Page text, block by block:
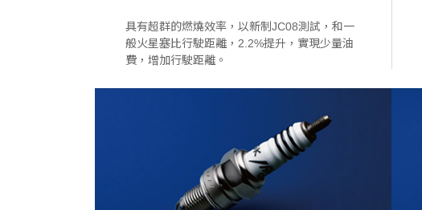
具有超群的燃燒效率，以新制JC08測試，和一
般火星塞比行駛距離，2.2%提升，實現少量油
費，增加行駛距離。